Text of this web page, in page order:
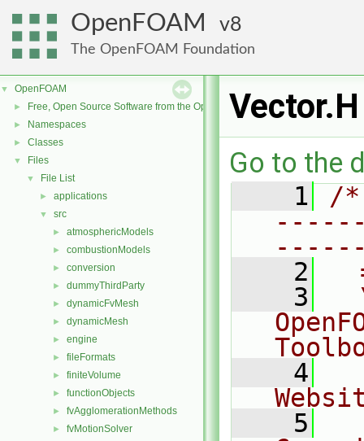
OpenFOAM 8
The OpenFOAM Foundation
▼ OpenFOAM
► Free, Open Source Software from the OpenFOAM Foundation
► Namespaces
► Classes
▼ Files
▼ File List
► applications
▼ src
► atmosphericModels
► combustionModels
► conversion
► dummyThirdParty
► dynamicFvMesh
► dynamicMesh
► engine
► fileFormats
► finiteVolume
► functionObjects
► fvAgglomerationMethods
► fvMotionSolver
Vector.H
Go to the
    1
/
    2
    3
    4
    5